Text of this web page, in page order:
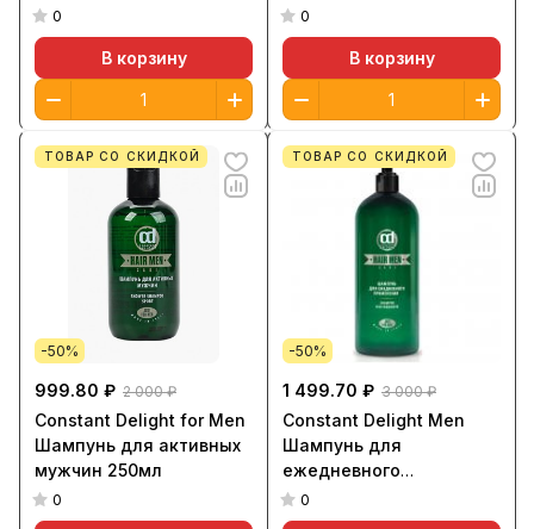
лишенных блеска волос
1000мл
0
В корзину
1000мл
0
В корзину
ТОВАР СО СКИДКОЙ
-50%
999.80 ₽ 2 000 ₽
Constant Delight for Men
Шампунь для активных
мужчин 250мл
0
ТОВАР СО СКИДКОЙ
-50%
1 499.70 ₽ 3 000 ₽
Constant Delight Men
Шампунь для
ежедневного
применения 1000мл
0